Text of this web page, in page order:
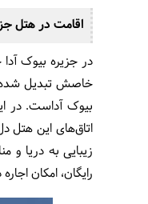
اقامت در هتل
خاصش تبدیل شده
اتاق‌های این هتل
رایگان، امکان